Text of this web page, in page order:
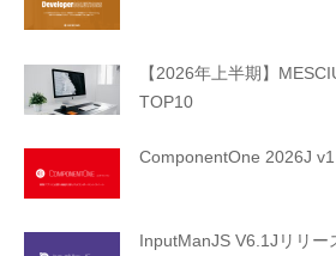
【2026年上半期】
TOP10
ComponentOne 2026J v1
InputManJS V6.1Jリリー